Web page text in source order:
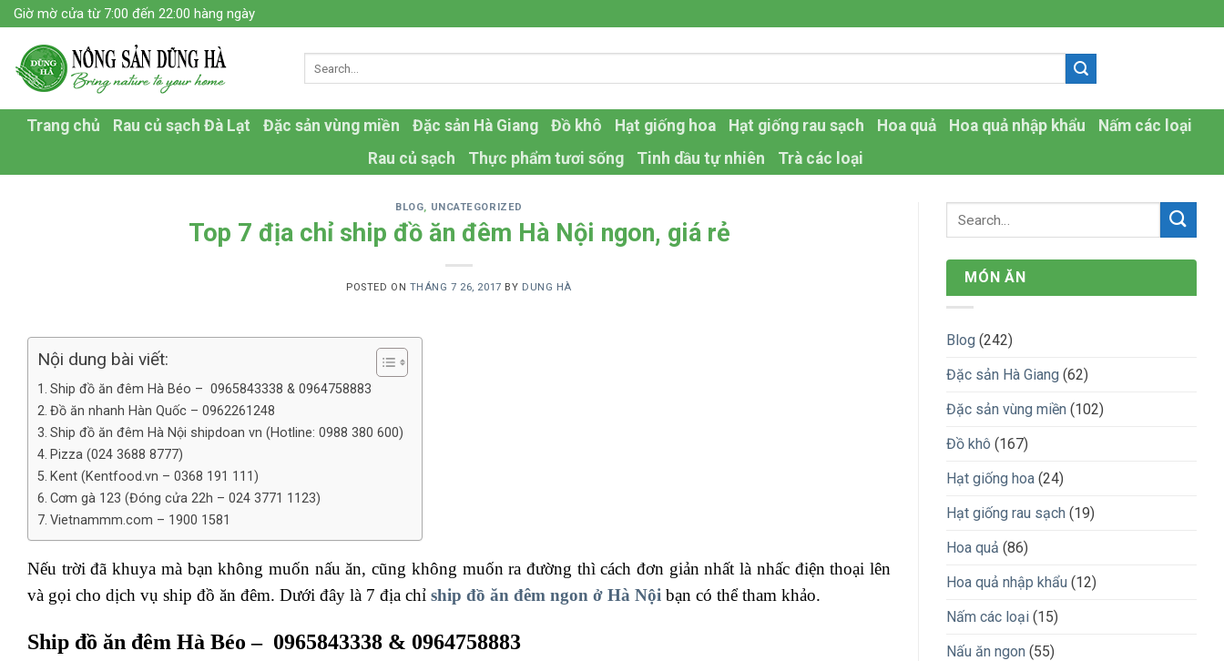
Skip
to
content
Giờ mờ cửa từ 7:00 đến 22:00 hàng ngày
Trang chủ Rau củ sạch Đà Lạt Đặc sản vùng miền Đặc sản Hà Giang Đồ khô Hạt giống hoa Hạt giống rau sạch Hoa quả Hoa quả nhập khẩu
Nấm các loại
Rau củ sạch
Thực phẩm tươi sống Tinh dầu tự nhiên Trà các loại
BLOG, UNCATEGORIZED
Top 7 địa chỉ ship đồ ăn đêm Hà Nội ngon, giá rẻ
POSTED ON THÁNG 7 26, 2017 BY DUNG HÀ
Nội dung bài viết:
Ship đồ ăn đêm Hà Béo – 0965843338 & 0964758883
Đồ ăn nhanh Hàn Quốc – 0962261248
Ship đồ ăn đêm Hà Nội shipdoan vn (Hotline: 0988 380 600)
Pizza (024 3688 8777)
Kent (Kentfood.vn – 0368 191 111)
Cơm gà 123 (Đóng cửa 22h – 024 3771 1123)
Vietnammm.com – 1900 1581
Nếu trời đã khuya mà bạn không muốn nấu ăn, cũng không muốn ra đường thì cách đơn giản nhất là nhấc điện thoại lên
và gọi cho dịch vụ ship đồ ăn đêm. Dưới đây là 7 địa chỉ ship đồ ăn đêm ngon ở Hà Nội bạn có thể tham khảo.
Ship đồ ăn đêm Hà Béo – 0965843338 & 0964758883
MÓN ĂN
Blog (242)
Đặc sản Hà Giang (62)
Đặc sản vùng miền (102)
Đồ khô (167)
Hạt giống hoa (24)
Hạt giống rau sạch (19)
Hoa quả (86)
Hoa quả nhập khẩu (12)
Nấm các loại (15)
Nấu ăn ngon (55)